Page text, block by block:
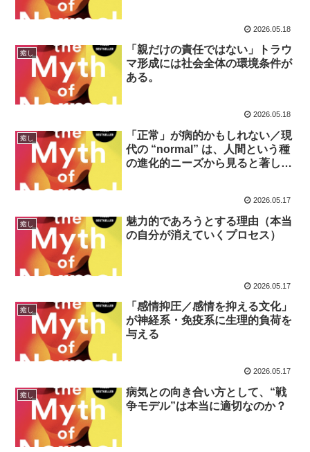
2026.05.18
癒し
「親だけの責任ではない」トラウ
マ形成には社会全体の環境条件が
ある。
2026.05.18
癒し
「正常」が病的かもしれない／現
代の “normal” は、人間という種
の進化的ニーズから見ると著しく
2026.05.17
癒し
魅力的であろうとする理由（本当
の自分が消えていくプロセス）
2026.05.17
癒し
「感情抑圧／感情を抑える文化」
が神経系・免疫系に生理的負荷を
与える
2026.05.17
癒し
病気との向き合い方として、“戦
争モデル”は本当に適切なのか？